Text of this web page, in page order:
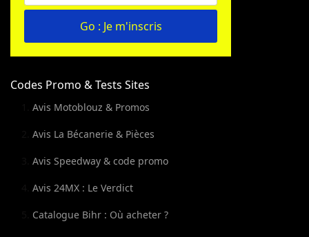
Go : Je m'inscris
Codes Promo & Tests Sites
Avis Motoblouz & Promos
Avis La Bécanerie & Pièces
Avis Speedway & code promo
Avis 24MX : Le Verdict
Catalogue Bihr : Où acheter ?